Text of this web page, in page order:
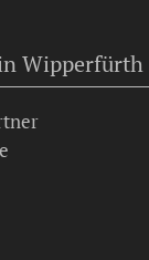
Wipperfürth